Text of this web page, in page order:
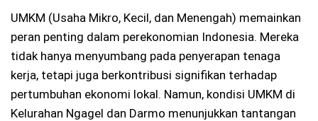
UMKM (Usaha Mikro, Kecil, dan Menengah) memainkan
peran penting dalam perekonomian Indonesia. Mereka
tidak hanya menyumbang pada penyerapan tenaga
kerja, tetapi juga berkontribusi signifikan terhadap
pertumbuhan ekonomi lokal. Namun, kondisi UMKM di
Kelurahan Ngagel dan Darmo menunjukkan tantangan